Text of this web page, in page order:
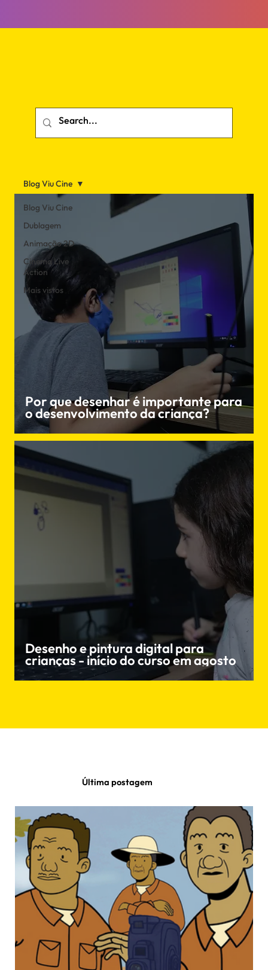
Blog Viu Cine
Dublagem
Animação 2D
Cinema Live
Action
Mais vistos
Blog Viu Cine
Por que desenhar é importante para
o desenvolvimento da criança?
Desenho e pintura digital para
crianças - início do curso em agosto
Última postagem